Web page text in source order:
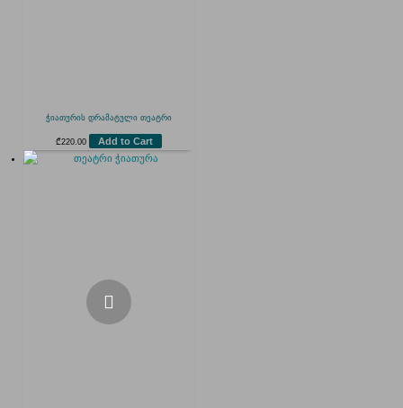
ჭიათურის დრამატული თეატრი
₾220.00 Add to Cart